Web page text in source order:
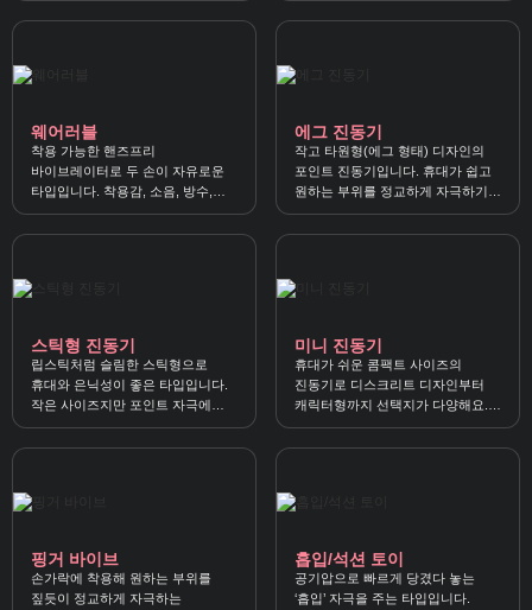
제품군이에요.
정확히 공략할 수 있어요.
웨어러블
착용 가능한 핸즈프리
바이브레이터로 두 손이 자유로운
타입입니다. 착용감, 소음, 방수,
리모컨/앱 조정, 배터리 등을 함께
확인하면 만족도가 높아요.
에그 진동기
작고 타원형(에그 형태) 디자인의
포인트 진동기입니다. 휴대가 쉽고
원하는 부위를 정교하게 자극하기
좋아요.
스틱형 진동기
립스틱처럼 슬림한 스틱형으로
휴대와 은닉성이 좋은 타입입니다.
작은 사이즈지만 포인트 자극에
유리해 가볍게 쓰기 좋아요.
미니 진동기
휴대가 쉬운 콤팩트 사이즈의
진동기로 디스크리트 디자인부터
캐릭터형까지 선택지가 다양해요.
소음, 강도, 충전/방수, 소재를
체크하면 더 만족스럽습니다.
핑거 바이브
손가락에 착용해 원하는 부위를
짚듯이 정교하게 자극하는
흡입/석션 토이
공기압으로 빠르게 당겼다 놓는
‘흡입’ 자극을 주는 타입입니다.